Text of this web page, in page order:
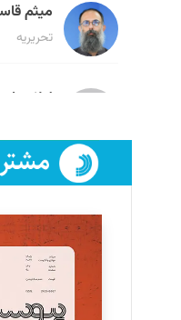
میثم
تحریریه
لیلا حنارود
فائزه
تحریریه
سروش
تحریریه